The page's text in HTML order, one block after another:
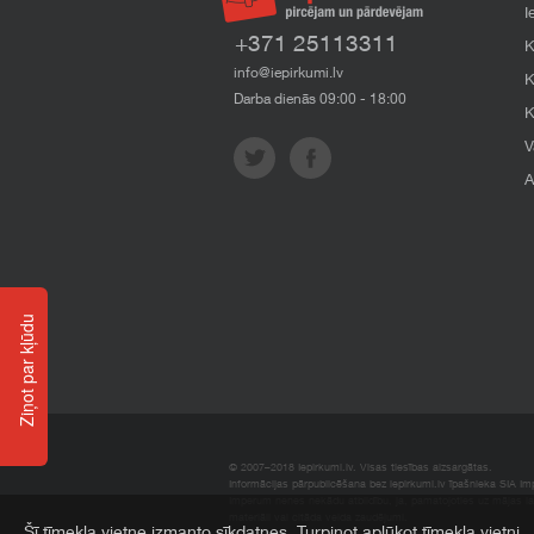
+371 25113311
info@iepirkumi.lv
Darba dienās 09:00 - 18:00
© 2007–2018 Iepirkumi.lv. Visas tiesības aizsargātas.
Informācijas pārpublicēšana bez iepirkumi.lv īpašnieka SIA
Ziņot par kļūdu